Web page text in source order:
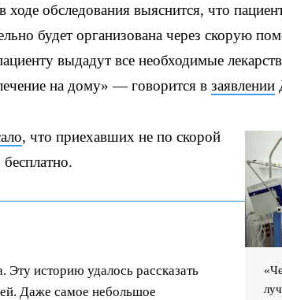
ходе обследования выяснится, что
будет организована через скорую
выдадут все необходимые
на дому» — говорится в заявлении
, что приехавших не по скорой
Эту историю удалось рассказать
Даже самое небольшое